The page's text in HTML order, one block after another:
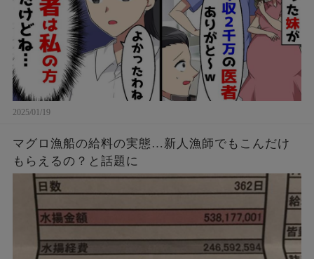
2025/01/19
マグロ漁船の給料の実態…新人漁師でもこんだけ
もらえるの？と話題に